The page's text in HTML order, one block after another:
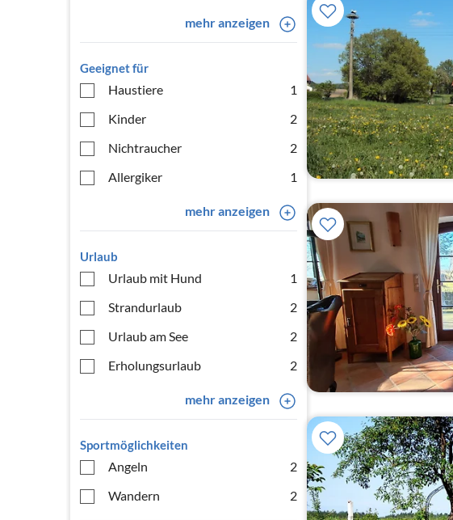
mehr anzeigen
Geeignet für
Haustiere
1
Kinder
2
Nichtraucher
2
Allergiker
1
mehr anzeigen
Urlaub
Urlaub mit Hund
1
Strandurlaub
2
Urlaub am See
2
Erholungsurlaub
2
mehr anzeigen
Sportmöglichkeiten
Angeln
2
Wandern
2